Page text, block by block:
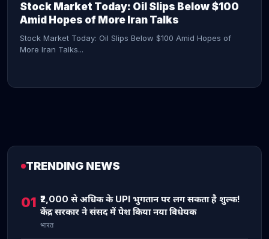
Stock Market Today: Oil Slips Below $100
Amid Hopes of More Iran Talks
Stock Market Today: Oil Slips Below $100 Amid Hopes of
More Iran Talks...
TRENDING NEWS
01 ₹2,000 से अधिक के UPI भुगतान पर लग सकता है शुल्क!
केंद्र सरकार ने संसद में पेश किया नया विधेयक
भारत